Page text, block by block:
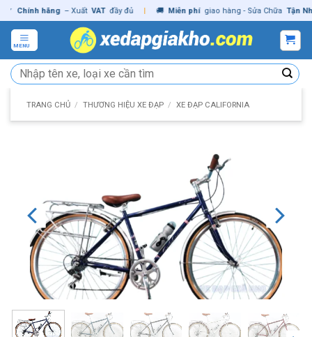
Skip
to
content
hãng – Xuất VAT đầy đủ | 🚚 Miễn phí giao hàng - Sửa Chữa Tận Nhà ✓
MENU
Tìm
kiếm:
TRANG CHỦ / THƯƠNG HIỆU XE ĐẠP / XE ĐẠP CALIFORNIA